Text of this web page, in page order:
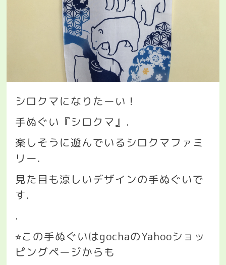
シロクマになりたーい！
手ぬぐい『シロクマ』 .
楽しそうに遊んでいるシロクマファミ
リー.
見た目も涼しいデザインの手ぬぐいで
す.
.
⭐︎この手ぬぐいはgochaのYahooショッ
ピングページからも